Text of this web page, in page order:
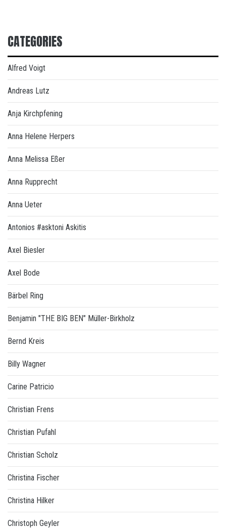
CATEGORIES
Alfred Voigt
Andreas Lutz
Anja Kirchpfening
Anna Helene Herpers
Anna Melissa Eßer
Anna Rupprecht
Anna Ueter
Antonios #asktoni Askitis
Axel Biesler
Axel Bode
Bärbel Ring
Benjamin "THE BIG BEN" Müller-Birkholz
Bernd Kreis
Billy Wagner
Carine Patricio
Christian Frens
Christian Pufahl
Christian Scholz
Christina Fischer
Christina Hilker
Christoph Geyler